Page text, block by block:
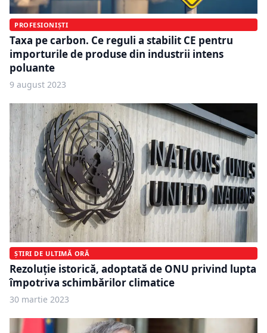
PROFESIONIȘTI
Taxa pe carbon. Ce reguli a stabilit CE pentru
importurile de produse din industrii intens
poluante
9 august 2023
ȘTIRI DE ULTIMĂ ORĂ
Rezoluție istorică, adoptată de ONU privind lupta
împotriva schimbărilor climatice
30 martie 2023